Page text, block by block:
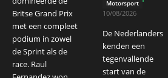
Britse Grand Prix
met een compleet
podium in zowel
de Sprint als de
race. Raul
Motorsport
10/08/2026
De Nederlanders
kenden een
tegenvallende
start van de